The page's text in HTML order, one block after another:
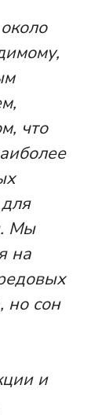
что
Мы
на
но сон
и